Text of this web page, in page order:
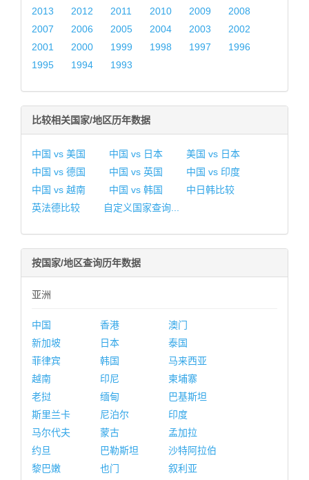
2013 2012 2011 2010 2009
2008
2007
2006 2005 2004 2003
2002
2001
2000 1999 1998 1997
1996
1995
1994 1993
比较相关国家/地区历年数据
中国 vs 美国 中国 vs 日本
美国 vs 日本
中国 vs 德国
中国 vs 英国
中国 vs 印度
中国 vs 越南
中国 vs 韩国
中日韩比较
英法德比较
自定义国家查询...
按国家/地区查询历年数据
亚洲
中国 香港
澳门
新加坡
日本
泰国
菲律宾
韩国
马来西亚
越南
印尼
柬埔寨
老挝
缅甸
巴基斯坦
斯里兰卡
尼泊尔
印度
马尔代夫
蒙古
孟加拉
约旦
巴勒斯坦
沙特阿拉伯
黎巴嫩
也门
叙利亚